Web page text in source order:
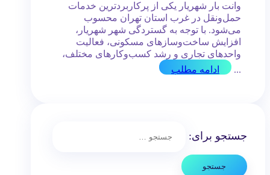
وانت بار شهریار یکی از پرکاربردترین خدمات
حمل‌ونقل در غرب استان تهران محسوب
می‌شود. با توجه به گستردگی شهر شهریار،
افزایش ساخت‌وسازهای مسکونی، فعالیت
واحدهای تجاری و رشد کسب‌وکارهای مختلف،
...
ادامه مطلب
جستجو برای: